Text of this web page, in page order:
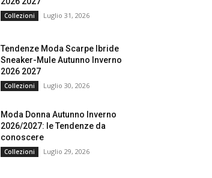
Collezioni Luglio 31, 2026
Tendenze Moda Scarpe Ibride
Sneaker-Mule Autunno Inverno
2026 2027
Collezioni Luglio 30, 2026
Moda Donna Autunno Inverno
2026/2027: le Tendenze da
conoscere
Collezioni Luglio 29, 2026